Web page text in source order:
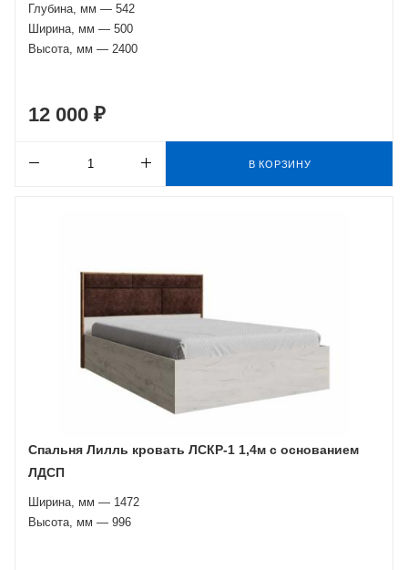
Глубина, мм — 542
Ширина, мм — 500
Высота, мм — 2400
12 000 ₽
В КОРЗИНУ
Спальня Лилль кровать ЛСКР-1 1,4м с основанием
ЛДСП
Ширина, мм — 1472
Высота, мм — 996